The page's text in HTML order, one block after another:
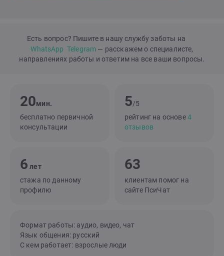
Есть вопрос? Пишите в нашу службу заботы на
WhatsApp Telegram — расскажем о специалисте,
направлениях работы и ответим на все ваши вопросы.
20мин.
бесплатно первичной
консультации
5/5
рейтинг на основе4
отзывов
6 лет
стажа по данному
профилю
63
клиентам помог на
сайте ПсиЧат
Формат работы: аудио, видео, чат
Язык общения: русский
С кем работает: взрослые люди